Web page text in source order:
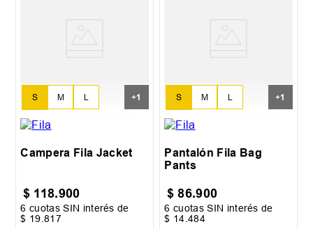
S M L
XL
+1
Campera Fila Jacket
$ 118.900
6 cuotas SIN interés de
$ 19.817
S M L
XL
+1
Pantalón Fila Bag
Pants
$ 86.900
6 cuotas SIN interés de
$ 14.484